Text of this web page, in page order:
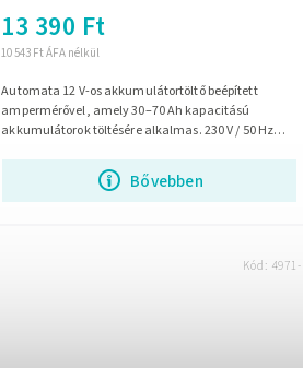
10 543 Ft ÁFA nélkül
13 390 Ft
Bővebben
Automata 12 V-os akkumulátortöltő beépített
ampermérővel, amely 30–70 Ah kapacitású
akkumulátorok töltésére alkalmas. 230 V / 50 Hz
Kód: 4971-